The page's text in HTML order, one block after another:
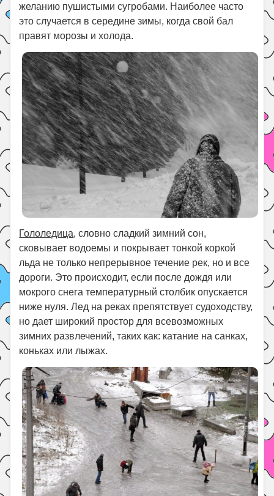
желанию пушистыми сугробами. Наиболее часто
это случается в середине зимы, когда свой бал
правят морозы и холода.
Гололедица, словно сладкий зимний сон,
сковывает водоемы и покрывает тонкой коркой
льда не только непрерывное течение рек, но и все
дороги. Это происходит, если после дождя или
мокрого снега температурный столбик опускается
ниже нуля. Лед на реках препятствует судоходству,
но дает широкий простор для всевозможных
зимних развлечений, таких как: катание на санках,
коньках или лыжах.